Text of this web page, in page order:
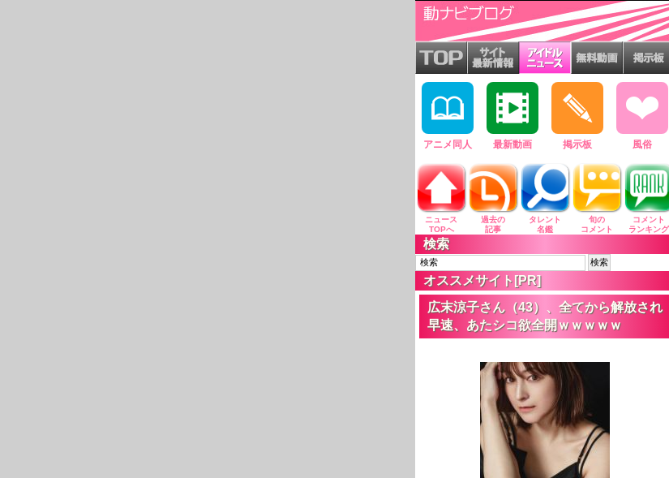
アニメ同人 最新動画 掲示板 風俗
ニュース
TOPへ
過去の
記事
タレント
名鑑
旬の
コメント
コメント
ランキング
検索
オススメサイト[PR]
広末涼子さん（43）、全てから解放され
早速、あたシコ欲全開ｗｗｗｗｗ